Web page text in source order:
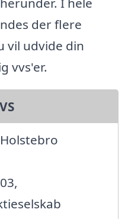
der flere
vil udvide din
vvs'er.